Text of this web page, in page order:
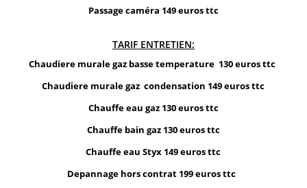
Passage caméra 149 euros ttc
TARIF ENTRETIEN:
Chaudiere murale gaz basse temperature 130 euros ttc
Chaudiere murale gaz condensation 149 euros ttc
Chauffe eau gaz 130 euros ttc
Chauffe bain gaz 130 euros ttc
Chauffe eau Styx 149 euros ttc
Depannage hors contrat 199 euros ttc